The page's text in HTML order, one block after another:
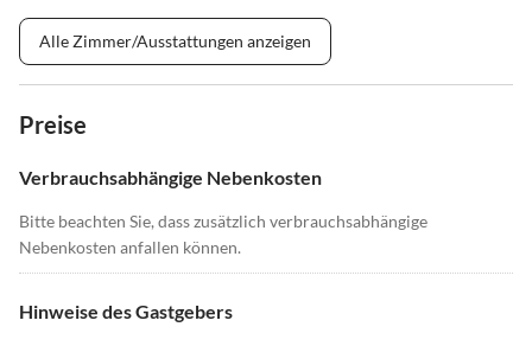
Alle Zimmer/Ausstattungen anzeigen
Preise
Verbrauchsabhängige Nebenkosten
Bitte beachten Sie, dass zusätzlich verbrauchsabhängige
Nebenkosten anfallen können.
Hinweise des Gastgebers